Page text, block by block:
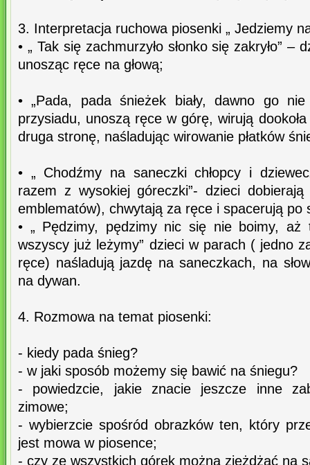
3. Interpretacja ruchowa piosenki „ Jedziemy
• „ Tak się zachmurzyło słonko się zakryło” –
unosząc ręce na głową;
• „Pada, pada śnieżek biały, dawno go
przysiadu, unoszą ręce w górę, wirują
druga stronę, naśladując wirowanie płatków
• „ Chodźmy na saneczki chłopcy i
razem z wysokiej góreczki”- dzieci
emblematów), chwytają za ręce i spacerują po
• „ Pędzimy, pędzimy nic się nie boimy,
wszyscy już leżymy” dzieci w parach ( jedno
ręce) naśladują jazdę na saneczkach, na
na dywan.
4. Rozmowa na temat piosenki:
- kiedy pada śnieg?
- w jaki sposób możemy się bawić na śniegu?
- powiedzcie, jakie znacie jeszcze inne
zimowe;
- wybierzcie spośród obrazków ten, który
jest mowa w piosence;
- czy ze wszystkich górek można zjeżdżać na